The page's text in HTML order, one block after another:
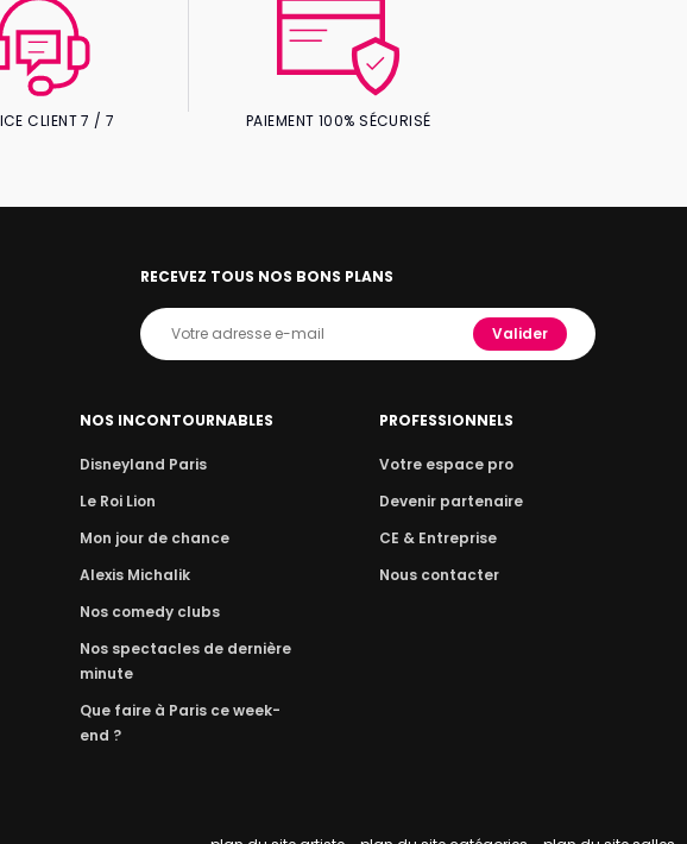
CLIENT 7 / 7 PAIEMENT 100% SÉCURISÉ
RECEVEZ TOUS NOS BONS PLANS
Valider
NOS INCONTOURNABLES
Disneyland Paris
Le Roi Lion
Mon jour de chance
Alexis Michalik
Nos comedy clubs
Nos spectacles de dernière
minute
Que faire à Paris ce week-
end ?
PROFESSIONNELS
Votre espace pro
Devenir partenaire
CE & Entreprise
Nous contacter